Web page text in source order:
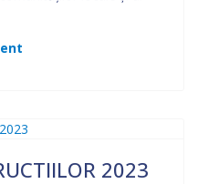
2023